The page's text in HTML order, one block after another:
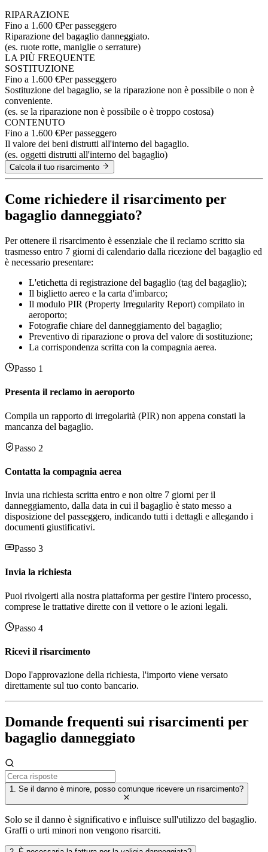
RIPARAZIONE
Fino a 1.600 €Per passeggero
Riparazione del bagaglio danneggiato.
(es. ruote rotte, maniglie o serrature)
LA PIÙ FREQUENTE
SOSTITUZIONE
Fino a 1.600 €Per passeggero
Sostituzione del bagaglio, se la riparazione non è possibile o non è
conveniente.
(es. se la riparazione non è possibile o è troppo costosa)
CONTENUTO
Fino a 1.600 €Per passeggero
Il valore dei beni distrutti all'interno del bagaglio.
(es. oggetti distrutti all'interno del bagaglio)
Calcola il tuo risarcimento
Come richiedere il risarcimento per
bagaglio danneggiato?
Per ottenere il risarcimento è essenziale che il reclamo scritto sia
trasmesso entro 7 giorni di calendario dalla ricezione del bagaglio ed
è necessario presentare:
L'etichetta di registrazione del bagaglio (tag del bagaglio);
Il biglietto aereo e la carta d'imbarco;
Il modulo PIR (Property Irregularity Report) compilato in
aeroporto;
Fotografie chiare del danneggiamento del bagaglio;
Preventivo di riparazione o prova del valore di sostituzione;
La corrispondenza scritta con la compagnia aerea.
Passo 1
Presenta il reclamo in aeroporto
Compila un rapporto di irregolarità (PIR) non appena constati la
mancanza del bagaglio.
Passo 2
Contatta la compagnia aerea
Invia una richiesta scritta entro e non oltre 7 giorni per il
danneggiamento, dalla data in cui il bagaglio è stato messo a
disposizione del passeggero, indicando tutti i dettagli e allegando i
documenti giustificativi.
Passo 3
Invia la richiesta
Puoi rivolgerti alla nostra piattaforma per gestire l'intero processo,
comprese le trattative dirette con il vettore o le azioni legali.
Passo 4
Ricevi il risarcimento
Dopo l'approvazione della richiesta, l'importo viene versato
direttamente sul tuo conto bancario.
Domande frequenti sui risarcimenti per
bagaglio danneggiato
1. Se il danno è minore, posso comunque ricevere un risarcimento?
Solo se il danno è significativo e influisce sull'utilizzo del bagaglio.
Graffi o urti minori non vengono risarciti.